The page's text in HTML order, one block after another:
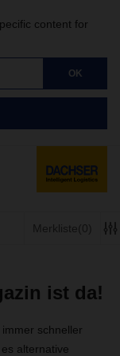
content for
OK
Merkliste(0)
ist da!
schneller
alternative